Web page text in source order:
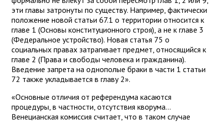
эти главы затронуты по существу. Например, фактически
положение новой статьи 67.1 о территории относится к
главе 1 (Основы конституционного строя), а не к главе 3
(Федеральное устройство). Новая статья 75 о
социальных правах затрагивает предмет, относящийся к
главе 2 (Права и свободы человека и гражданина).
Введение запрета на однополые браки в части 1 статьи
72 также укладывается в главу 2».
«Основные отличия от референдума касаются
процедуры, в частности, отсутствия кворума...
Венецианская комиссия считает, что в таком случае